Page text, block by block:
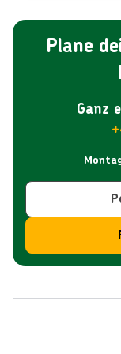
der Ausflug
Stränden und
dieser
Plane
Ganz
Reiseroute